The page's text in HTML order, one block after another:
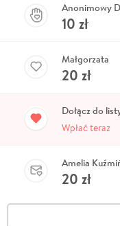
Anonimowy
10 zł
Małgorzata
20 zł
Dołącz do
Wpłać teraz
Amelia
20 zł